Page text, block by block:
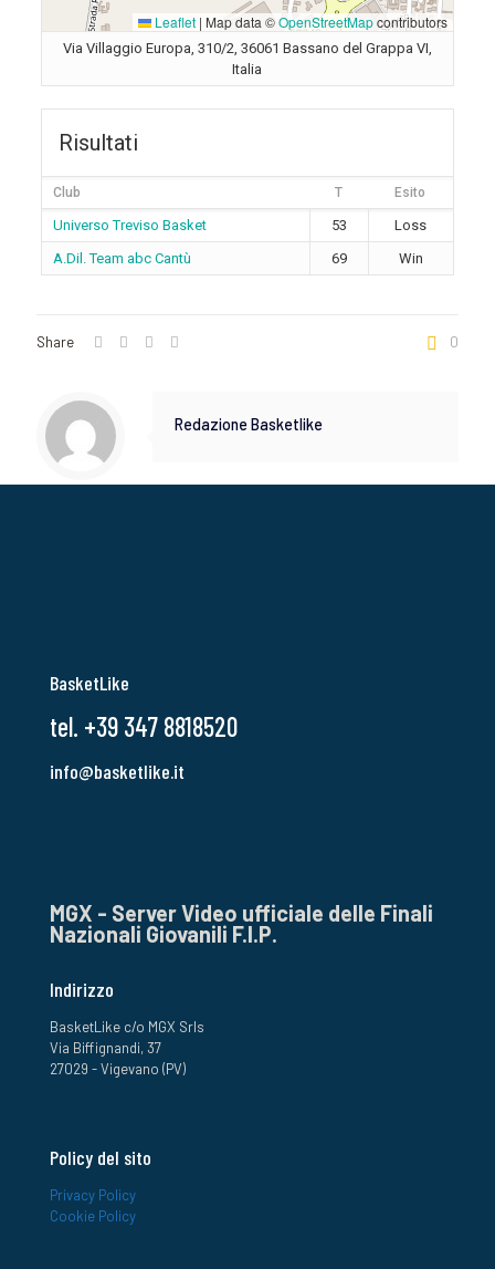
Leaflet | Map data ©OpenStreetMapcontributors
Via Villaggio Europa, 310/2, 36061 Bassano del Grappa VI,
Italia
Risultati
Club T Esito
Universo Treviso Basket 53
Loss
A.Dil. Team abc Cantù
69 Win
Share 0
Redazione Basketlike
BasketLike
tel. +39 347 8818520
info@basketlike.it
MGX - Server Video ufficiale delle Finali
Nazionali Giovanili F.I.P.
Indirizzo
BasketLike c/o MGX Srls
Via Biffignandi, 37
27029 - Vigevano (PV)
Policy del sito
Privacy Policy
Cookie Policy